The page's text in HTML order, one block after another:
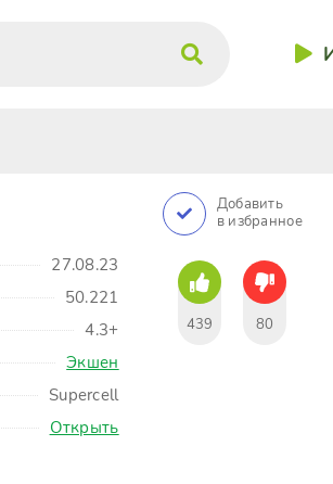
27.08.23
50.221
4.3+
Экшен
Supercell
Открыть
Добавить
в избранное
439 80